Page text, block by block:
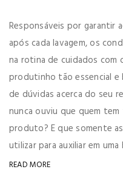
Responsáveis por garantir
após cada lavagem, os
na rotina de cuidados
produtinho tão essencial e
de dúvidas acerca do seu
nunca ouviu que quem
produto? E que somente
utilizar para auxiliar em uma
READ MORE